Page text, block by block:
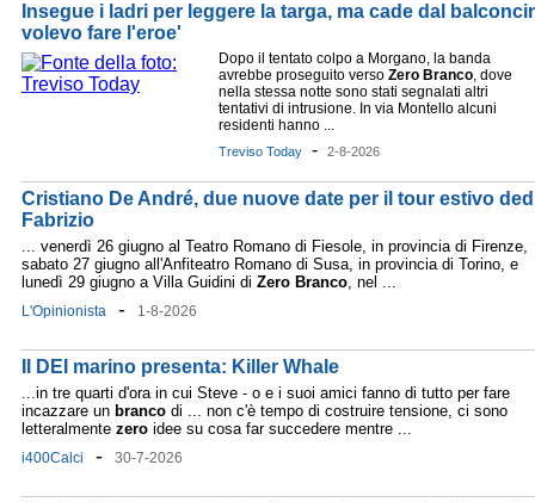
Insegue i ladri per leggere la targa, ma cade dal
volevo fare l'eroe'
Dopo il tentato colpo a Morgano, la banda
avrebbe proseguito verso Zero Branco, dove
nella stessa notte sono stati segnalati altri
tentativi di intrusione. In via Montello alcuni
residenti hanno ...
Treviso Today - 2-8-2026
Cristiano De André, due nuove date per il tour estivo
Fabrizio
... venerdì 26 giugno al Teatro Romano di Fiesole, in provincia di Firenze,
sabato 27 giugno all'Anfiteatro Romano di Susa, in provincia di Torino, e
lunedì 29 giugno a Villa Guidini di Zero Branco, nel ...
L'Opinionista - 1-8-2026
Il DEI marino presenta: Killer Whale
...in tre quarti d'ora in cui Steve - o e i suoi amici fanno di tutto per fare
incazzare un branco di ... non c'è tempo di costruire tensione, ci sono
letteralmente zero idee su cosa far succedere mentre ...
i400Calci - 30-7-2026